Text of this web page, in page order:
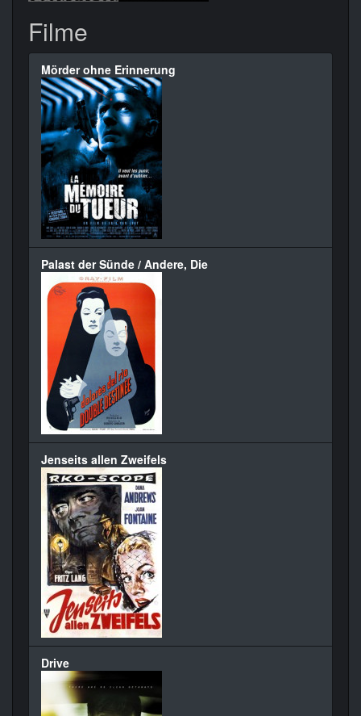
Filme
Mörder ohne Erinnerung
Palast der Sünde / Andere, Die
Jenseits allen Zweifels
Drive